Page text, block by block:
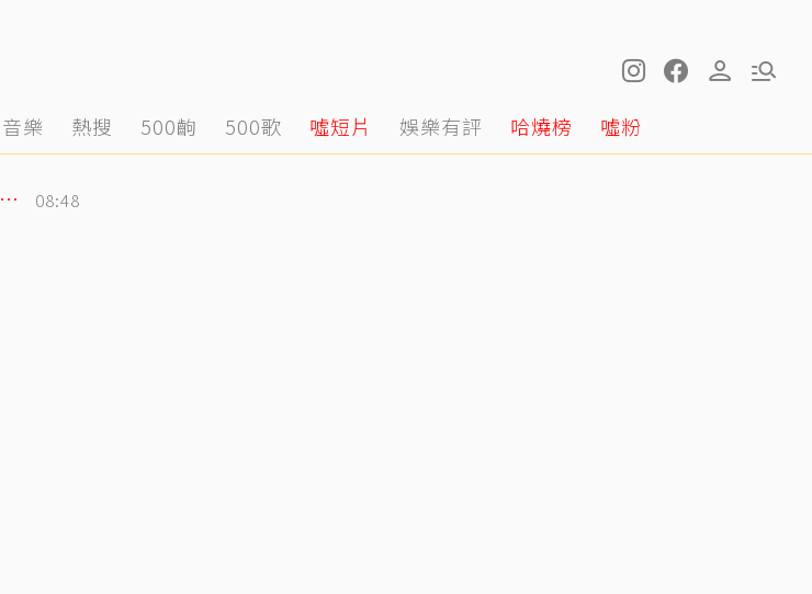
音樂 熱搜 500齣 500歌 噓短片 娛樂有評 哈燒榜 噓粉
獨／姜厚任小24歲女友遭爆「當小三還有老公小孩」女網友怒揭黑歷史 08:48